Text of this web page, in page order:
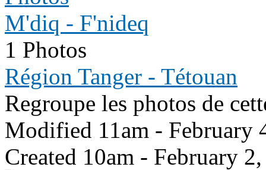
M'diq - F'nideq
1 Photos
Région Tanger - Tétouan
Regroupe les photos de
Modified 11am - February
Created 10am - February